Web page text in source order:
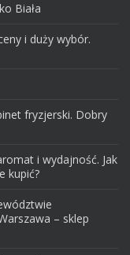
Biała
i duży wybór.
fryzjerski. Dobry
i wydajność. Jak
kupić?
– sklep